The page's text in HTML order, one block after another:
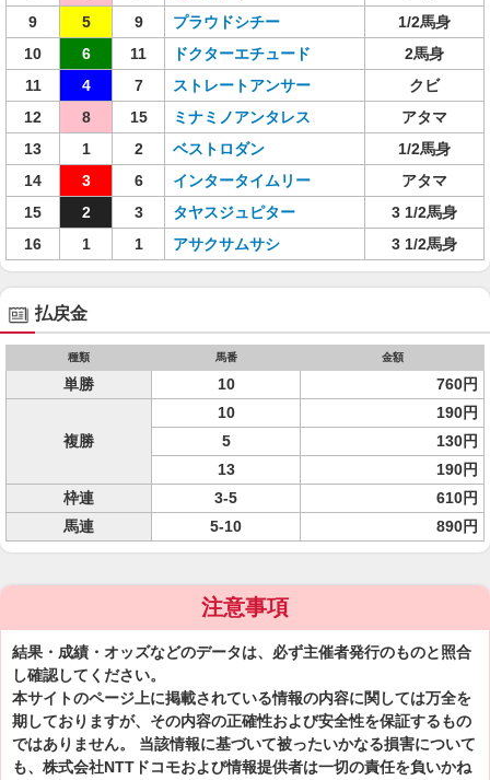
9
5 9 プラウドシチー
1/2馬身
10
6 11 ドクターエチュード
2馬身
11
4 7 ストレートアンサー
クビ
12
8 15 ミナミノアンタレス
アタマ
13
1 2 ベストロダン
1/2馬身
14
3 6 インタータイムリー
アタマ
15
2 3 タヤスジュピター
3 1/2馬身
16
1 1 アサクサムサシ 3 1/2馬身
払戻金
種類 馬番 金額
単勝 10 760円
複勝
10
190円
5
130円
13
190円
枠連
3-5
610円
馬連
5-10 890円
注意事項
結果・成績・オッズなどのデータは、必ず主催者発行のものと照合
し確認してください。
本サイトのページ上に掲載されている情報の内容に関しては万全を
期しておりますが、その内容の正確性および安全性を保証するもの
ではありません。 当該情報に基づいて被ったいかなる損害について
も、株式会社NTTドコモおよび情報提供者は一切の責任を負いかね